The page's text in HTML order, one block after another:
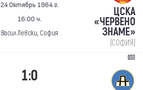
24 Октябрь 1964 г.
16:00 ч.
Васил Левски, София
ЦСКА
«ЧЕРВЕНО
ЗНАМЕ»
(СОФИЯ)
1:0